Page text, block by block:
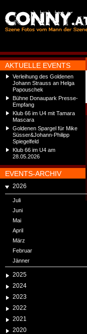
AKTUELLE EVENTS
Verleihung des Goldenen
Johann Strauss an Helga
Papouschek
Bühne Donaupark Presse-
Empfang
Klub 66 im U4 mit Tamara
Mascara
Goldenen Spargel für Mike
Süsser&Johann-Philipp
Spiegelfeld
Klub 66 im U4 am
28.05.2026
EVENTS-ARCHIV
2026
Juli
Juni
Mai
April
März
Februar
Jänner
2025
2024
2023
2022
2021
2020